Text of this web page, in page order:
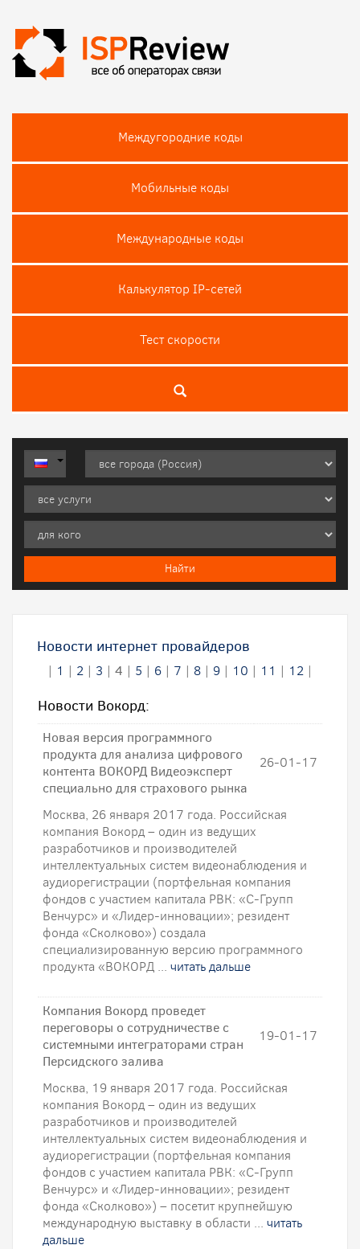
Междугородние коды
Мобильные коды
Международные коды
Калькулятор IP-сетей
Тест скороcти
Новости интернет провайдеров
| 1 | 2 | 3 | 4 | 5 | 6 | 7 | 8 | 9 | 10 | 11 | 12 |
Новости Вокорд:
Новая версия программного
продукта для анализа цифрового
контента ВОКОРД Видеоэксперт
специально для страхового рынка
26-01-17
Москва, 26 января 2017 года. Российская
компания Вокорд – один из ведущих
разработчиков и производителей
интеллектуальных систем видеонаблюдения и
аудиорегистрации (портфельная компания
фондов с участием капитала РВК: «С-Групп
Венчурс» и «Лидер-инновации»; резидент
фонда «Сколково») создала
специализированную версию программного
продукта «ВОКОРД ... читать дальше
Компания Вокорд проведет
переговоры о сотрудничестве с
системными интеграторами стран
Персидского залива
19-01-17
Москва, 19 января 2017 года. Российская
компания Вокорд – один из ведущих
разработчиков и производителей
интеллектуальных систем видеонаблюдения и
аудиорегистрации (портфельная компания
фондов с участием капитала РВК: «С-Групп
Венчурс» и «Лидер-инновации»; резидент
фонда «Сколково») – посетит крупнейшую
международную выставку в области ... читать
дальше